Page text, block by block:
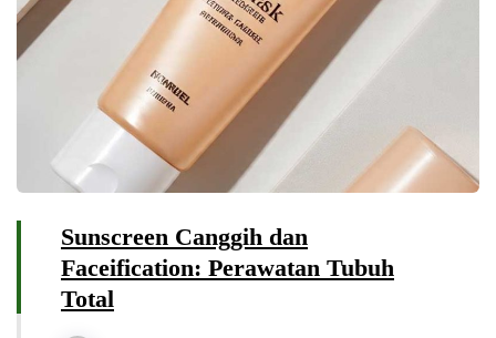
Sunscreen Canggih dan
Faceification: Perawatan Tubuh
Total